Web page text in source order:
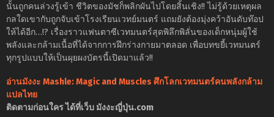
นั้นถูกคนล่วงรู้เข้า ชีวิตของมัชก็พลิกผันไปโดยสิ้นเชิง!! ไม่รู้ด้วยเหตุผล
กลใดเขากับถูกจับเข้าโรงเรียนเวทย์มนตร์ แถมยังต้องมุ่งคว้าอันดับท๊อป
ให้ได้อีก…!? เรื่องราวแฟนตาซีเวทมนตร์สุดพิลึกพิลั่นของเด็กหนุ่มผู้ใช้
พลังและกล้ามเนื้อที่ได้จากการฝึกร่างกายมาตลอด เพื่อบทขยี้เวทมนตร์
ทุกรูปแบบให้เป็นผุยผงบัตรนี้เปิดมาแล้ว!!
อ่านมังงะ Mashle: Magic and Muscles ศึกโลกเวทมนตร์คนพลังกล้าม
แปลไทย
ติดตามก่อนใคร ได้ที่เว็บ มังงะญี่ปุ่น.com